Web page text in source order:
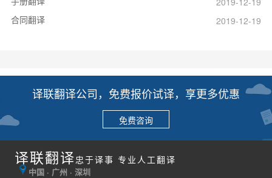
合同翻译
2019-12-19
译联翻译公司，免费报价试译，享更多优惠
免费咨询
译联翻译 忠于译事 专业人工翻译
中国 · 广州 · 深圳